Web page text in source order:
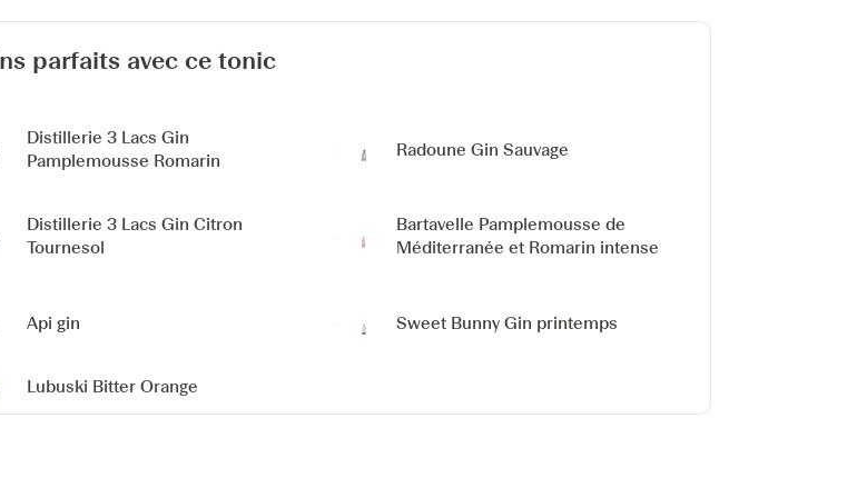
parfaits avec ce tonic
Distillerie 3 Lacs Gin
Pamplemousse Romarin
Radoune Gin Sauvage
Distillerie 3 Lacs Gin Citron
Tournesol
Bartavelle Pamplemousse de
Méditerranée et Romarin intense
Api gin Sweet Bunny Gin printemps
Lubuski Bitter Orange